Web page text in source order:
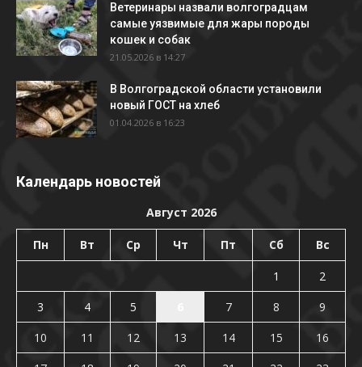
Ветеринары назвали волгоградцам
самые уязвимые для жары породы
кошек и собак
21.05.2026 в 14:27
В Волгоградской области установили
новый ГОСТ на хлеб
01.04.2026 в 16:23
Календарь новостей
Август 2026
Пн Вт Ср Чт Пт Сб Вс
1
2
3
4 5 7 8
9
10
11 12 13 14 15
16